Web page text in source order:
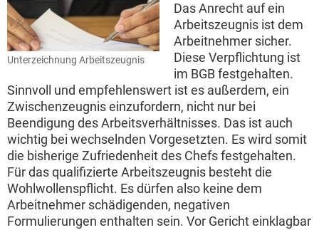
Unterzeichnung Arbeitszeugnis
Das Anrecht auf ein
Arbeitszeugnis ist dem
Arbeitnehmer sicher.
Diese Verpflichtung ist
im BGB festgehalten.
Sinnvoll und empfehlenswert ist es außerdem, ein
Zwischenzeugnis einzufordern, nicht nur bei
Beendigung des Arbeitsverhältnisses. Das ist auch
wichtig bei wechselnden Vorgesetzten. Es wird somit
die bisherige Zufriedenheit des Chefs festgehalten.
Für das qualifizierte Arbeitszeugnis besteht die
Wohlwollenspflicht. Es dürfen also keine dem
Arbeitnehmer schädigenden, negativen
Formulierungen enthalten sein. Vor Gericht einklagbar